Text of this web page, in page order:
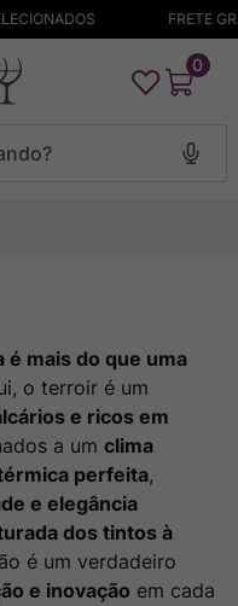
FRETE
0
é mais do que uma
o terroir é um
e ricos em
a um clima
perfeita,
e elegância
dos tintos à
é um verdadeiro
e inovação em cada